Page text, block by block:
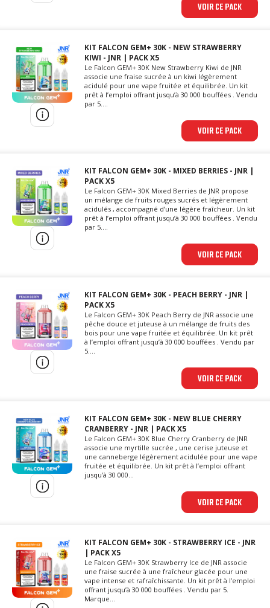
VOIR CE PACK
KIT FALCON GEM+ 30K - NEW STRAWBERRY
KIWI - JNR | PACK X5
Le Falcon GEM+ 30K New Strawberry Kiwi de JNR
associe une fraise sucrée à un kiwi légèrement
acidulé pour une vape fruitée et équilibrée. Un kit
prêt à l’emploi offrant jusqu’à 30 000 bouffées . Vendu
par 5....
VOIR CE PACK
KIT FALCON GEM+ 30K - MIXED BERRIES - JNR |
PACK X5
Le Falcon GEM+ 30K Mixed Berries de JNR propose
un mélange de fruits rouges sucrés et légèrement
acidulés , accompagné d’une légère fraîcheur. Un kit
prêt à l’emploi offrant jusqu’à 30 000 bouffées . Vendu
par 5....
VOIR CE PACK
KIT FALCON GEM+ 30K - PEACH BERRY - JNR |
PACK X5
Le Falcon GEM+ 30K Peach Berry de JNR associe une
pêche douce et juteuse à un mélange de fruits des
bois pour une vape fruitée et équilibrée. Un kit prêt
à l’emploi offrant jusqu’à 30 000 bouffées . Vendu par
5....
VOIR CE PACK
KIT FALCON GEM+ 30K - NEW BLUE CHERRY
CRANBERRY - JNR | PACK X5
Le Falcon GEM+ 30K Blue Cherry Cranberry de JNR
associe une myrtille sucrée , une cerise juteuse et
une canneberge légèrement acidulée pour une vape
fruitée et équilibrée. Un kit prêt à l’emploi offrant
jusqu’à 30 000...
VOIR CE PACK
KIT FALCON GEM+ 30K - STRAWBERRY ICE - JNR
| PACK X5
Le Falcon GEM+ 30K Strawberry Ice de JNR associe
une fraise sucrée à une fraîcheur glacée pour une
vape intense et rafraîchissante. Un kit prêt à l’emploi
offrant jusqu’à 30 000 bouffées . Vendu par 5.
Marque...